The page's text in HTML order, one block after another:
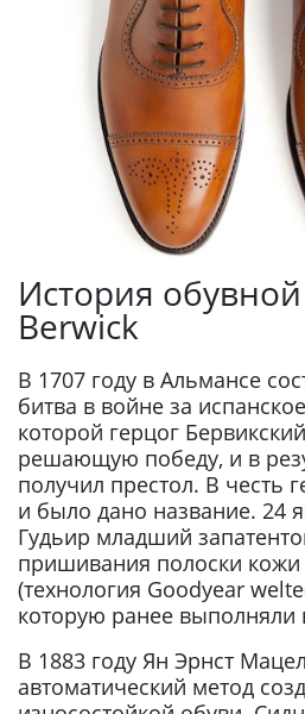
История
Berwick
В 1707 году в Альмансе
битва в войне за
которой герцог
решающую победу, и в
получил престол. В честь
и было дано название. 24
Гудьир младший
пришивания полоски
(технология Goodyear
которую ранее выполняли
В 1883 году Ян Эрнст
автоматический метод